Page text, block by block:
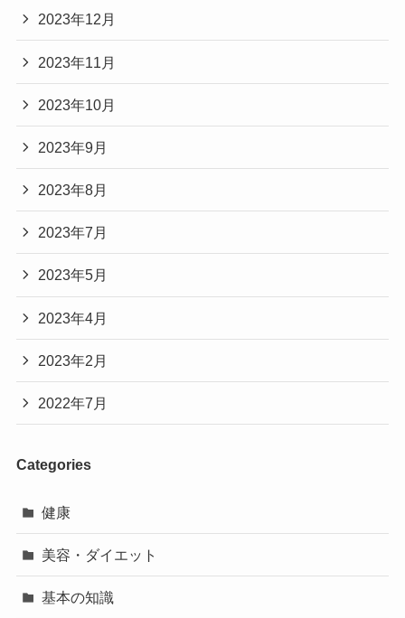
2023年12月
2023年11月
2023年10月
2023年9月
2023年8月
2023年7月
2023年5月
2023年4月
2023年2月
2022年7月
Categories
健康
美容・ダイエット
基本の知識